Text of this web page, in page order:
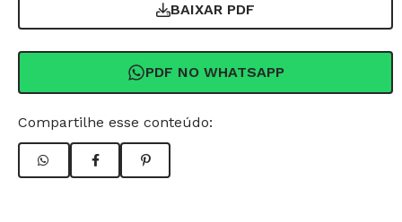
BAIXAR PDF
PDF NO WHATSAPP
Compartilhe esse conteúdo: